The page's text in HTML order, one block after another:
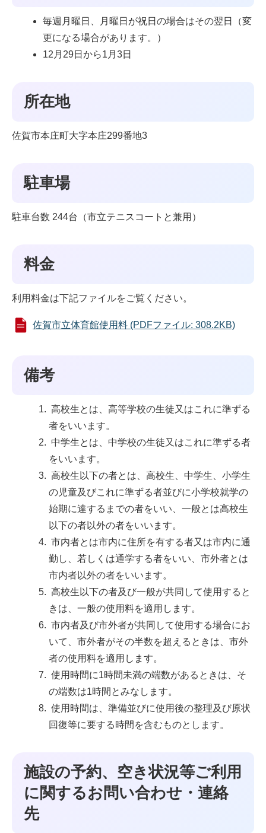
毎週月曜日、月曜日が祝日の場合はその翌日（変
更になる場合があります。）
12月29日から1月3日
所在地
佐賀市本庄町大字本庄299番地3
駐車場
駐車台数 244台（市立テニスコートと兼用）
料金
利用料金は下記ファイルをご覧ください。
佐賀市立体育館使用料 (PDFファイル: 308.2KB)
備考
高校生とは、高等学校の生徒又はこれに準ずる
者をいいます。
中学生とは、中学校の生徒又はこれに準ずる者
をいいます。
高校生以下の者とは、高校生、中学生、小学生
の児童及びこれに準ずる者並びに小学校就学の
始期に達するまでの者をいい、一般とは高校生
以下の者以外の者をいいます。
市内者とは市内に住所を有する者又は市内に通
勤し、若しくは通学する者をいい、市外者とは
市内者以外の者をいいます。
高校生以下の者及び一般が共同して使用すると
きは、一般の使用料を適用します。
市内者及び市外者が共同して使用する場合にお
いて、市外者がその半数を超えるときは、市外
者の使用料を適用します。
使用時間に1時間未満の端数があるときは、そ
の端数は1時間とみなします。
使用時間は、準備並びに使用後の整理及び原状
回復等に要する時間を含むものとします。
施設の予約、空き状況等ご利用
に関するお問い合わせ・連絡
先